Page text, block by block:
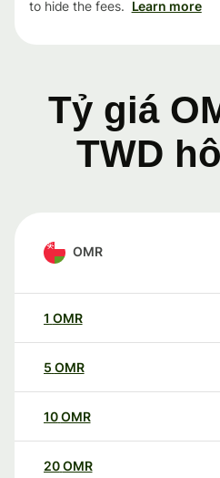
to hide the fees. Learn more
Tỷ giá
TWD
OMR
1 OMR
5 OMR
10OMR
20OMR